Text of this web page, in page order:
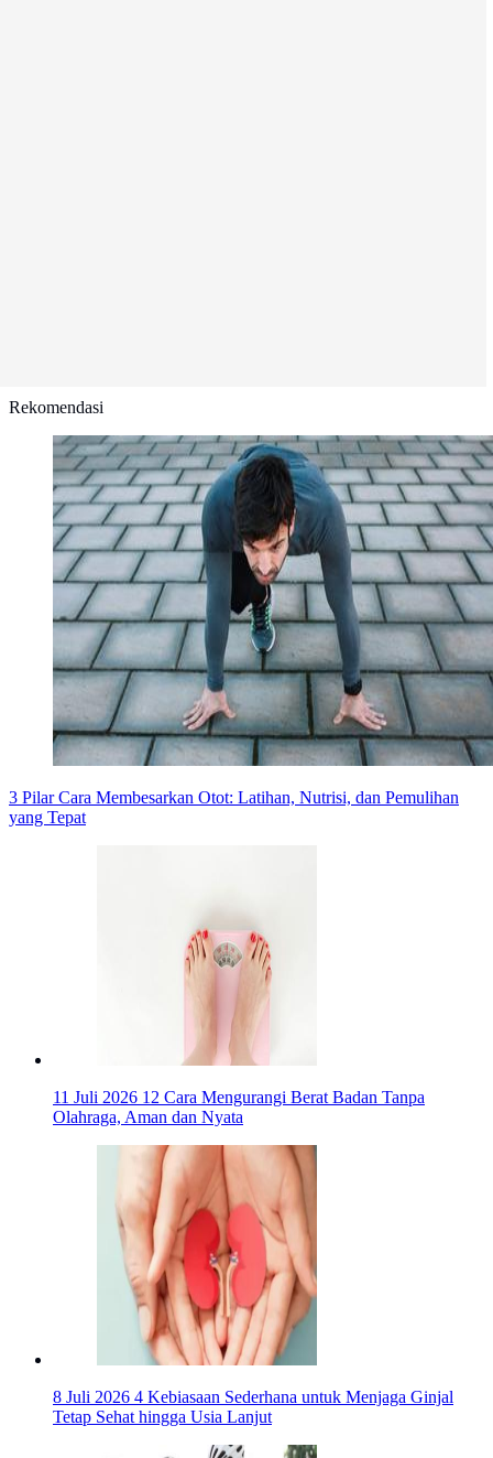
Rekomendasi
3 Pilar Cara Membesarkan Otot: Latihan, Nutrisi, dan Pemulihan
yang Tepat
11 Juli 2026 12 Cara Mengurangi Berat Badan Tanpa
Olahraga, Aman dan Nyata
8 Juli 2026 4 Kebiasaan Sederhana untuk Menjaga Ginjal
Tetap Sehat hingga Usia Lanjut